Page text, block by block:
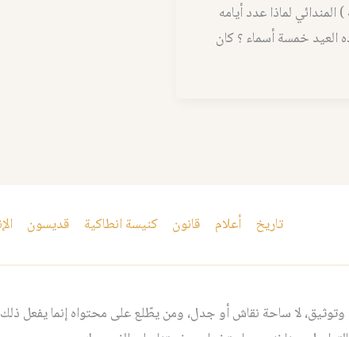
المندائي لماذا عدد أيامه
العيد خمسة أسماء ؟ كان
تاريخ أعلام قانون كنيسة انطاكية قديسون
لا ساحة نقاش أو جدل، ومن يطّلع على محتواه إنما يفعل